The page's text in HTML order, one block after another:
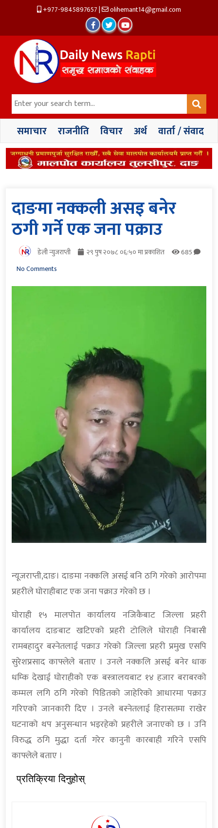
+977-9845897657| olihemant14@gmail.com
समाचार राजनीति विचार अर्थ वार्ता / संवाद
दाङमा नक्कली असइ बनेर
ठगी गर्ने एक जना पक्राउ
डेली न्युजराप्ती २९ पुष २०७८ ०६:५० मा प्रकाशित
685
No Comments
न्यूजराप्ती,दाङ। दाङमा नक्कलि असई बनि ठगि गरेको आरोपमा
प्रहरीले घोराहीबाट एक जना पक्राउ गरेको छ ।
घोराही १५ मालपोत कार्यालय नजिकैबाट जिल्ला प्रहरी
कार्यालय दाङबाट खटिएको प्रहरी टोलिले घोराही निबासी
रामबहादुर बस्नेतलाई पक्राउ गरेको जिल्ला प्रहरी प्रमुख एसपि
सुरेशप्रसाद काफ्लेले बताए । उनले नक्कलि असई बनेर धाक
धम्कि देखाई घोराहीको एक बस्त्रालयबाट १४ हजार बराबरको
कम्मल लगि ठगि गरेको पिडितको जाहेरिको आधारमा पक्राउ
गरिएको जानकारी दिए । उनले बस्नेतलाई हिरासतमा राखेर
घटनाको थप अनुसन्धान भइरहेको प्रहरीले जनाएको छ । उनि
विरुद्ध ठगि मुद्धा दर्ता गरेर कानुनी कारबाही गरिने एसपि
काफ्लेले बताए ।
प्रतिक्रिया दिनुहोस्